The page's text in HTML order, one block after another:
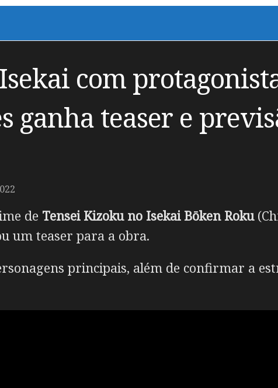
com
ganha teaser e
de Tensei Kizoku no Isekai Bōken Roku
um teaser para a obra.
principais, além de confirmar a